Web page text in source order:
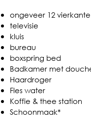
ongeveer 12
televisie
kluis
bureau
boxspring bed
Badkamer met
Haardroger
Fles water
Koffie & thee station
Schoonmaak*